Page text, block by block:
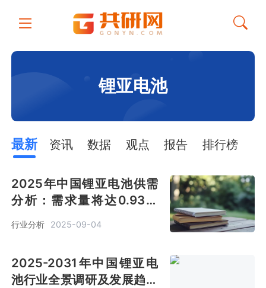
锂亚电池
最新 资讯 数据 观点 报告 排行榜
2025年中国锂亚电池供需
分析：需求量将达0.93亿
只，物联网与智能电网需求
推动[图]
行业分析 2025-09-04
2025-2031年中国锂亚电
池行业全景调研及发展趋势